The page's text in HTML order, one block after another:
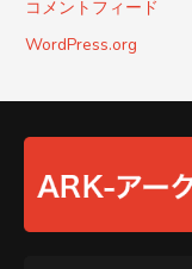
コメントフィード
WordPress.org